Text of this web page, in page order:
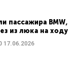
пассажира BMW,
из люка на ходу
17.06.2026